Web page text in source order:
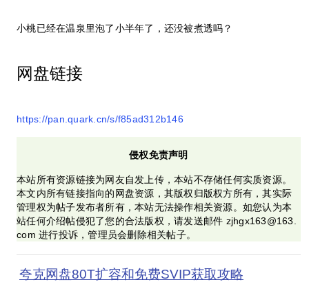
小桃已经在温泉里泡了小半年了，还没被煮透吗？
网盘链接
https://pan.quark.cn/s/f85ad312b146
侵权免责声明
本站所有资源链接为网友自发上传，本站不存储任何实质资源。
本文内所有链接指向的网盘资源，其版权归版权方所有，其实际
管理权为帖子发布者所有，本站无法操作相关资源。如您认为本
站任何介绍帖侵犯了您的合法版权，请发送邮件 zjhgx163@163.
com 进行投诉，管理员会删除相关帖子。
夸克网盘80T扩容和免费SVIP获取攻略